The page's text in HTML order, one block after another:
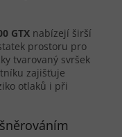
GTX nabízejí širší
prostoru pro
tvarovaný svršek
zajišťuje
otlaků i při